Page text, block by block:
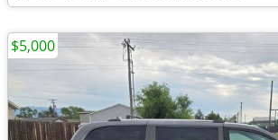
$5,000